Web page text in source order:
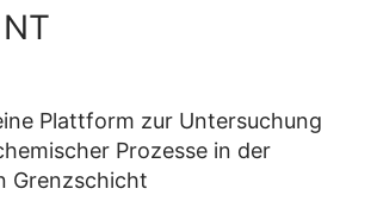
Plattform zur Untersuchung
Prozesse in der
Grenzschicht